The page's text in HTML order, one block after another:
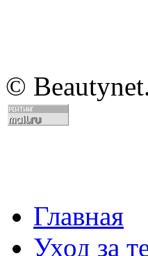
©
Главная
Уход за